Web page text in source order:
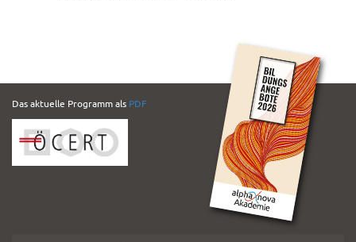
PDF
Folder
Das aktuelle Programm als PDF